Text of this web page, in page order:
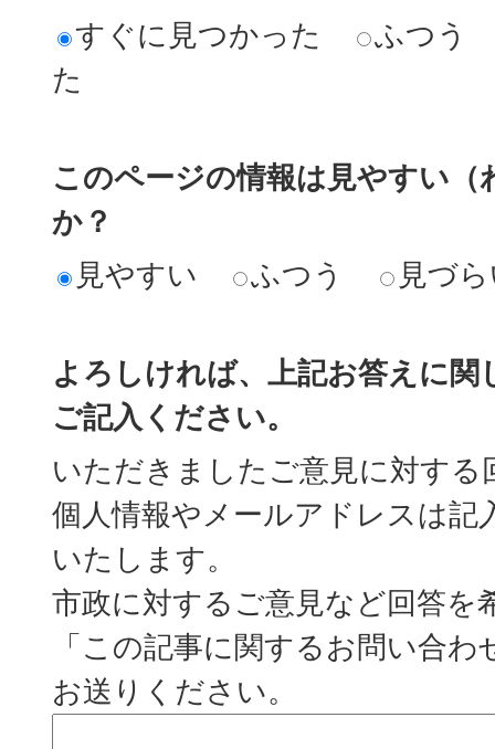
すぐに見つかった
ふつう
た
このページの情報は見やすい
か？
見やすい
ふつう 見づ
よろしければ、上記お答えに関
ご記入ください。
いただきましたご意見に対する
個人情報やメールアドレスは記
いたします。
市政に対するご意見など回答を
「この記事に関するお問い合
お送りください。